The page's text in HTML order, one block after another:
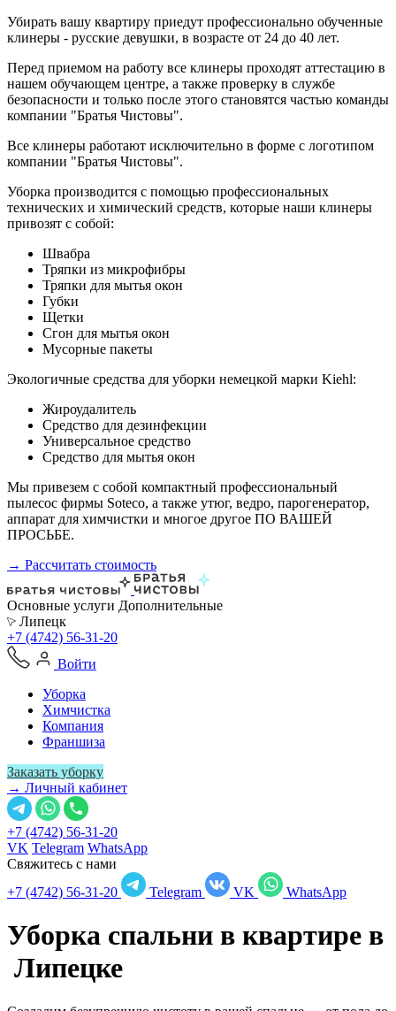
Убирать вашу квартиру приедут профессионально обученные
клинеры - русские девушки, в возрасте от 24 до 40 лет.
Перед приемом на работу все клинеры проходят аттестацию в
нашем обучающем центре, а также проверку в службе
безопасности и только после этого становятся частью команды
компании "Братья Чистовы".
Все клинеры работают исключительно в форме с логотипом
компании "Братья Чистовы".
Уборка производится с помощью профессиональных
технических и химический средств, которые наши клинеры
привозят с собой:
Швабра
Тряпки из микрофибры
Тряпки для мытья окон
Губки
Щетки
Сгон для мытья окон
Мусорные пакеты
Экологичные средства для уборки немецкой марки Kiehl:
Жироудалитель
Средство для дезинфекции
Универсальное средство
Средство для мытья окон
Мы привезем с собой компактный профессиональный
пылесос фирмы Soteco, а также утюг, ведро, парогенератор,
аппарат для химчистки и многое другое ПО ВАШЕЙ
ПРОСЬБЕ.
→ Рассчитать стоимость
Основные услуги Дополнительные
Липецк
+7 (4742) 56-31-20
Войти
Уборка
Химчистка
Компания
Франшиза
Заказать уборку
→ Личный кабинет
+7 (4742) 56-31-20
VK Telegram WhatsApp
Свяжитесь с нами
+7 (4742) 56-31-20
Telegram VK WhatsApp
Уборка спальни в квартире в
Липецке